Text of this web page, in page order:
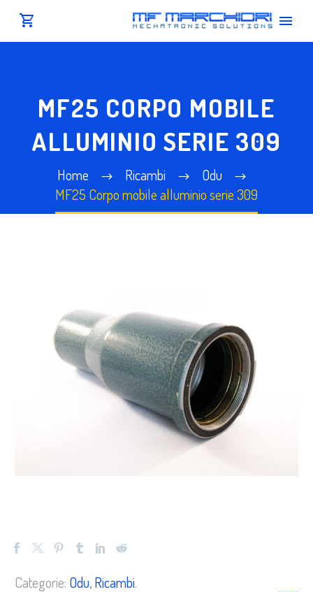
MF25 CORPO MOBILE
ALLUMINIO SERIE 309
Home Ricambi
Odu
MF25 Corpo mobile alluminio serie 309
Categorie: Odu,Ricambi.